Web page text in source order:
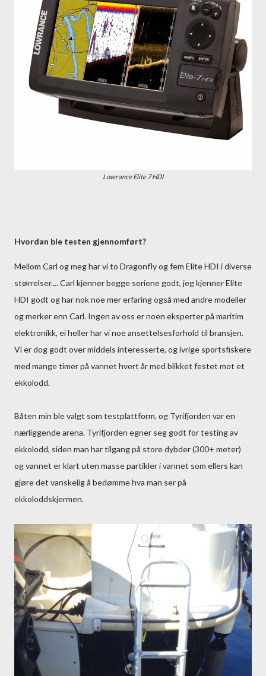
Lowrance Elite 7 HDI
Hvordan ble testen gjennomført?
Mellom Carl og meg har vi to Dragonfly og fem Elite HDI i diverse
størrelser.... Carl kjenner begge seriene godt, jeg kjenner Elite
HDI godt og har nok noe mer erfaring også med andre modeller
og merker enn Carl. Ingen av oss er noen eksperter på maritim
elektronikk, ei heller har vi noe ansettelsesforhold til bransjen.
Vi er dog godt over middels interesserte, og ivrige sportsfiskere
med mange timer på vannet hvert år med blikket festet mot et
ekkolodd.
Båten min ble valgt som testplattform, og Tyrifjorden var en
nærliggende arena. Tyrifjorden egner seg godt for testing av
ekkolodd, siden man har tilgang på store dybder (300+ meter)
og vannet er klart uten masse partikler i vannet som ellers kan
gjøre det vanskelig å bedømme hva man ser på
ekkoloddskjermen.